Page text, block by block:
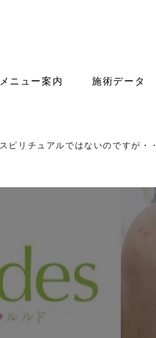
メニュー案内 施術データ
スピリチュアルではないのですが・・